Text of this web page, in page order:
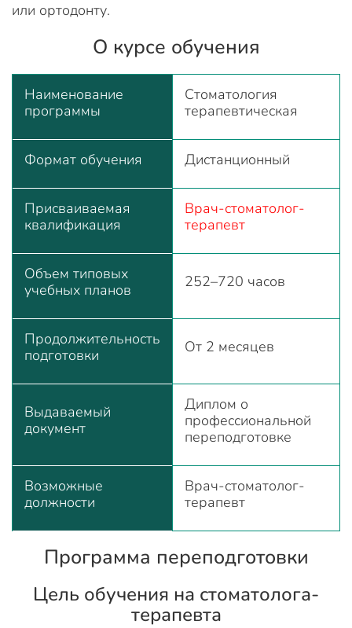
или ортодонту.
О курсе обучения
Наименование
программы
Стоматология
терапевтическая
Формат обучения Дистанционный
Присваиваемая
квалификация
Врач-стоматолог-
терапевт
Объем типовых
учебных планов
252–720 часов
Продолжительность
подготовки
От 2 месяцев
Выдаваемый
документ
Диплом о
профессиональной
переподготовке
Возможные
должности
Врач-стоматолог-
терапевт
Программа переподготовки
Цель обучения на стоматолога-
терапевта